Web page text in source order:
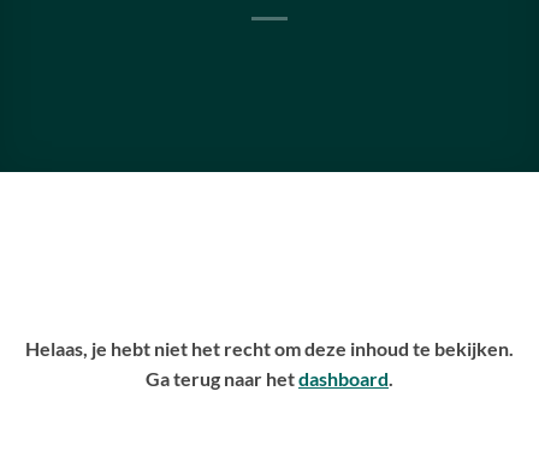
Helaas, je hebt niet het recht om deze inhoud te bekijken.
Ga terug naar hetdashboard.